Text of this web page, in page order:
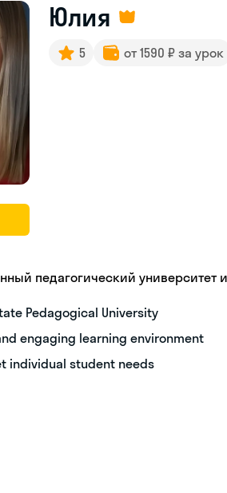
Юлия
5 от 1590 ₽ за урок
педагогический университет
Pedagogical University
engaging learning environment
individual student needs